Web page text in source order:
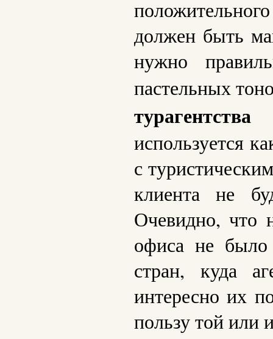
должен быть
нужно
пастельных
турагентства
используется
с
клиента не
Очевидно, что
офиса не было
стран, куда
интересно их
пользу той или